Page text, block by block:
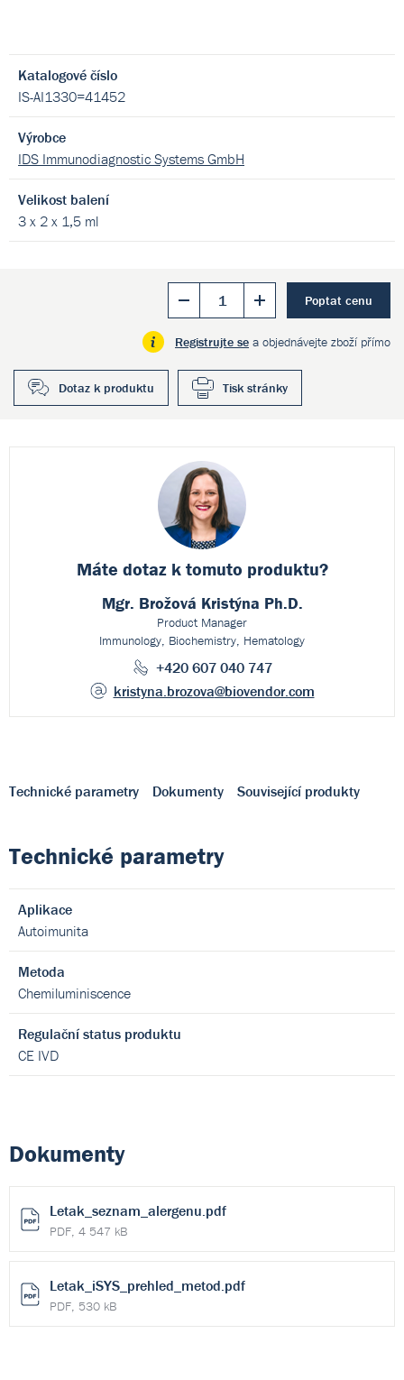
Katalogové číslo
IS-AI1330=41452
Výrobce
IDS Immunodiagnostic Systems GmbH
Velikost balení
3 x 2 x 1,5 ml
Poptat cenu
Registrujte se a objednávejte zboží přímo
Dotaz k produktu Tisk stránky
Máte dotaz k tomuto produktu?
Mgr. Brožová Kristýna Ph.D.
Product Manager
Immunology, Biochemistry, Hematology
+420 607 040 747
kristyna.brozova@biovendor.com
Technické parametry Dokumenty Související produkty
Technické parametry
Aplikace
Autoimunita
Metoda
Chemiluminiscence
Regulační status produktu
CE IVD
Dokumenty
Letak_seznam_alergenu.pdf
PDF, 4 547 kB
Letak_iSYS_prehled_metod.pdf
PDF, 530 kB